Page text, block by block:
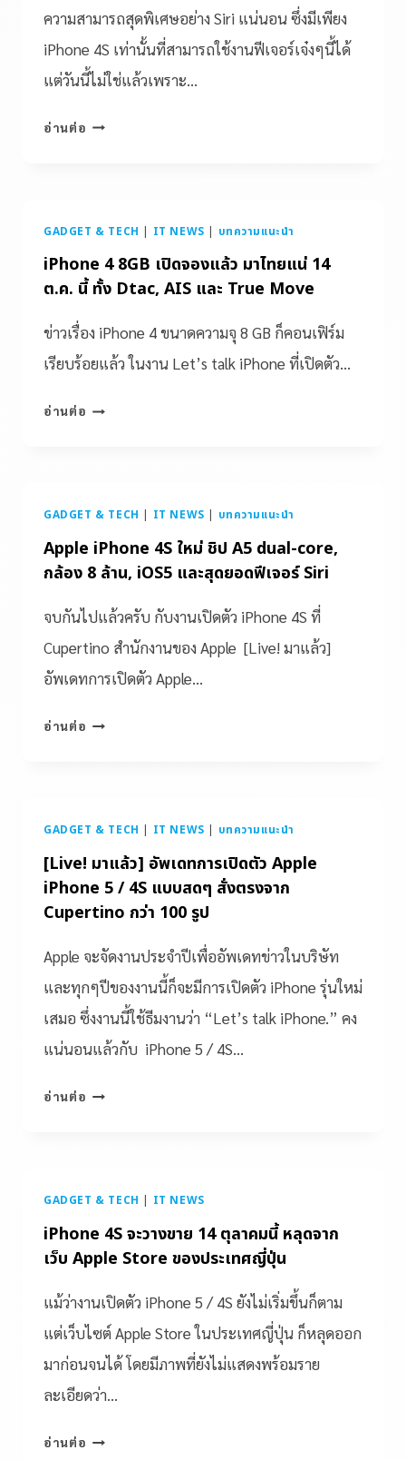
ความสามารถสุดพิเศษอย่าง Siri แน่นอน ซึ่งมีเพียง
iPhone 4S เท่านั้นที่สามารถใช้งานฟีเจอร์เจ๋งๆนี้ได้
แต่วันนี้ไม่ใช่แล้วเพราะ…
อ่านต่อ
GADGET & TECH | IT NEWS | บทความแนะนำ
iPhone 4 8GB เปิดจองแล้ว มาไทยแน่ 14
ต.ค. นี้ ทั้ง Dtac, AIS และ True Move
ข่าวเรื่อง iPhone 4 ขนาดความจุ 8 GB ก็คอนเฟิร์ม
เรียบร้อยแล้ว ในงาน Let’s talk iPhone ที่เปิดตัว…
อ่านต่อ
GADGET & TECH IT NEWS บทความแนะนำ
Apple iPhone 4S ใหม่ ชิป A5 dual-core,
กล้อง 8 ล้าน, iOS5 และสุดยอดฟีเจอร์ Siri
จบกันไปแล้วครับ กับงานเปิดตัว iPhone 4S ที่
Cupertino สำนักงานของ Apple [Live! มาแล้ว]
อัพเดทการเปิดตัว Apple…
อ่านต่อ
GADGET & TECH IT NEWS บทความแนะนำ
[Live! มาแล้ว] อัพเดทการเปิดตัว Apple
iPhone 5 / 4S แบบสดๆ สั่งตรงจาก
Cupertino กว่า 100 รูป
Apple จะจัดงานประจำปีเพื่ออัพเดทข่าวในบริษัท
และทุกๆปีของงานนี้ก็จะมีการเปิดตัว iPhone รุ่นใหม่
เสมอ ซึ่งงานนี้ใช้ธีมงานว่า “Let’s talk iPhone.” คง
แน่นอนแล้วกับ iPhone 5 / 4S…
อ่านต่อ
GADGET & TECH | IT NEWS
iPhone 4S จะวางขาย 14 ตุลาคมนี้ หลุดจาก
เว็บ Apple Store ของประเทศญี่ปุ่น
แม้ว่างานเปิดตัว iPhone 5 / 4S ยังไม่เริ่มขึ้นก็ตาม
แต่เว็บไซต์ Apple Store ในประเทศญี่ปุ่น ก็หลุดออก
มาก่อนจนได้ โดยมีภาพที่ยังไม่แสดงพร้อมราย
ละเอียดว่า…
อ่านต่อ